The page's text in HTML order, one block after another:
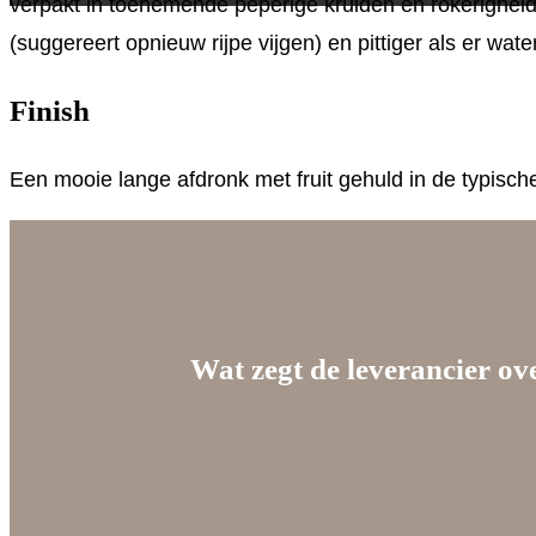
(suggereert opnieuw rijpe vijgen) en pittiger als er
Finish
Een mooie lange afdronk met fruit gehuld in de
Wat zegt de leverancier